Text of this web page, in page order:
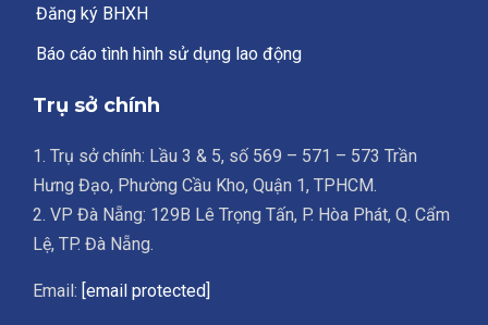
Đăng ký BHXH
Báo cáo tình hình sử dụng lao động
Trụ sở chính
1. Trụ sở chính: Lầu 3 & 5, số 569 – 571 – 573 Trần
Hưng Đạo, Phường Cầu Kho, Quận 1, TPHCM.
2. VP Đà Nẵng: 129B Lê Trọng Tấn, P. Hòa Phát, Q. Cẩm
Lệ, TP. Đà Nẵng.
Email: [email protected]